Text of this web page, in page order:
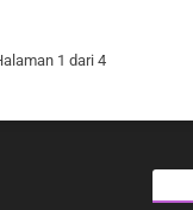
1 dari 4